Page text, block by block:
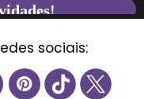
sociais:
P
i